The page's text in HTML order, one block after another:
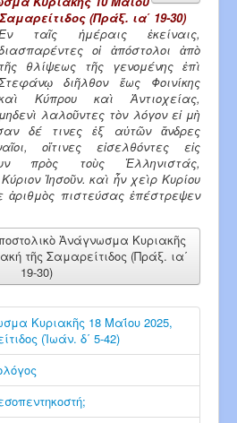
(Πράξ. ια΄ 19-30)
ταῖς ἡμέραις ἐκείναις,
οἱ ἀπόστολοι ἀπὸ
τῆς θλίψεως τῆς γενομένης ἐπὶ
διῆλθον ἕως Φοινίκης
Κύπρου καὶ Ἀντιοχείας,
μηδενὶ λαλοῦντες τὸν λόγον εἰ μὴ
δέ τινες ἐξ αὐτῶν ἄνδρες
οἵτινες εἰσελθόντες εἰς
πρὸς τοὺς Ἑλληνιστάς,
Ἰησοῦν. καὶ ἦν χεὶρ Κυρίου
ἀριθμὸς πιστεύσας ἐπέστρεψεν
Ἀνάγνωσμα Κυριακῆς
τῆς Σαμαρείτιδος (Πράξ. ια΄
19-30)
Κυριακῆς 18 Μαΐου 2025,
(Ἰωάν. δ΄ 5-42)